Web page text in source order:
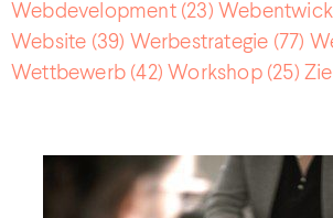
Webdevelopment(23)
Website (39) Werbestrategie (77)
Wettbewerb (42) Workshop(25)